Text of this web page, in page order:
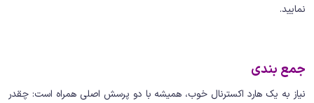
نمایید.
جمع بندی
نیاز به یک هارد اکسترنال خوب، همیشه با دو پرسش اصلی همراه است: چقدر